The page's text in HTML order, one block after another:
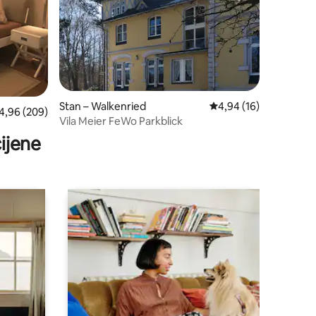
ocjena: 4,96/5, recenzija: 209
(209)
Stan – Walkenried Prosječna ocjena:
4,94 (16)
Vila Meier FeWo Parkblick